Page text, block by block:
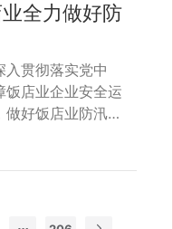
型深化的双重课
力——从2026年
，到品牌出海布
，《扩大消费“十
为住宿餐饮业锚定
化发展的中长期
费、火锅产业升
全力做好防
入贯彻落实党中
饭店业企业安全运
好饭店业防汛救